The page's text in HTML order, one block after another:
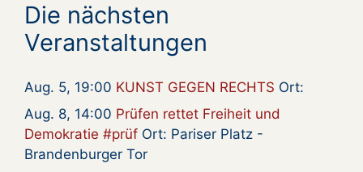
Die nächsten
Veranstaltungen
Aug. 5, 19:00 KUNST GEGEN RECHTS Ort:
Aug. 8, 14:00 Prüfen rettet Freiheit und
Demokratie #prüf Ort: Pariser Platz -
Brandenburger Tor